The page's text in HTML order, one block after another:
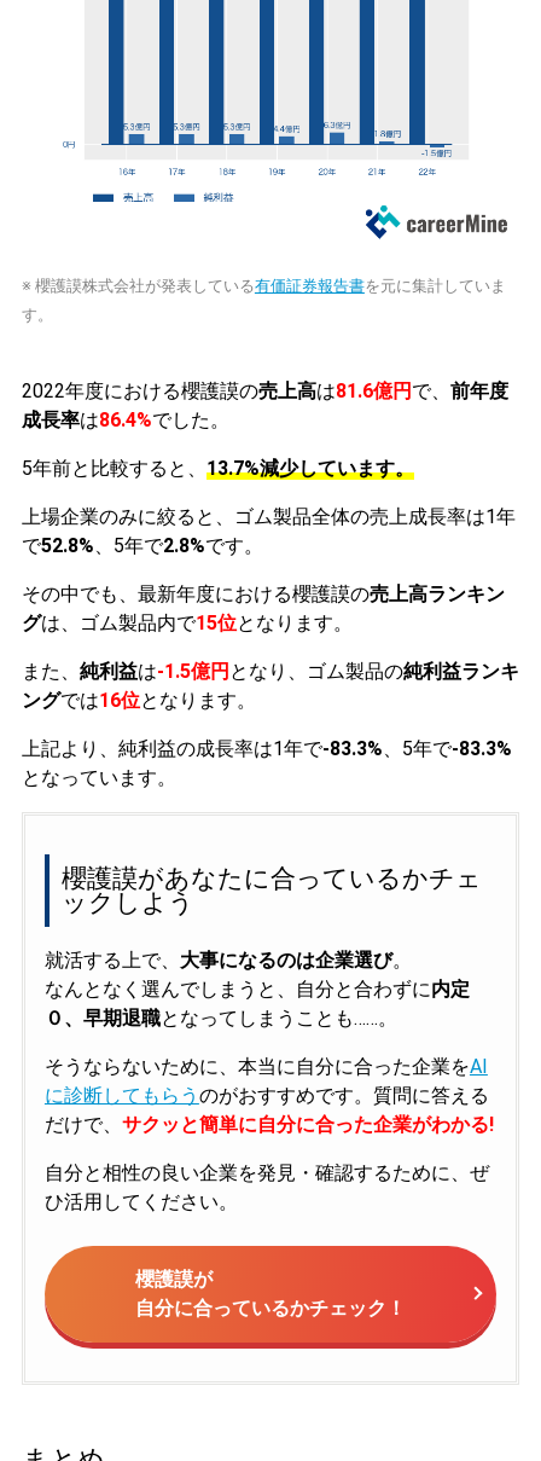
※ 櫻護謨株式会社が発表している有価証券報告書を元に集計していま
す。
2022年度における櫻護謨の売上高は81.6億円 で、 前年度
成長率は86.4%でした。
5年前と比較すると、 13.7%減少しています。
上場企業のみに絞ると、ゴム製品全体の売上成長率は1年
で52.8%、5年で2.8%です。
その中でも、最新年度における櫻護謨の売上高ランキン
グは、ゴム製品内で15位となります。
また、 純利益は-1.5億円 となり、ゴム製品の純利益ランキ
ングでは16位となります。
上記より、純利益の成長率は1年で-83.3%、5年で-83.3%
となっています。
櫻護謨があなたに合っているかチェ
ックしよう
就活する上で、 大事になるのは企業選び。
なんとなく選んでしまうと、自分と合わずに内定
０、早期退職となってしまうことも……。
そうならないために、本当に自分に合った企業をAI
に診断してもらう のがおすすめです。質問に答える
だけで、 サクッと簡単に自分に合った企業がわかる!
自分と相性の良い企業を発見・確認するために、ぜ
ひ活用してください。
櫻護謨が
自分に合っているかチェック！